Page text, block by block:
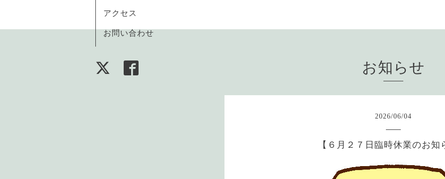
アクセス
お問い合わせ
お知らせ
2026/06/04
【６月２７日臨時休業のお知